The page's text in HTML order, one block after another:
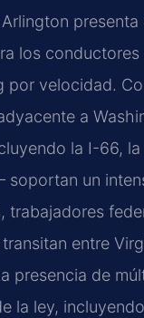
presenta
los
por velocidad.
a
la I-66, la
soportan un
trabajadores
entre
presencia de
la ley,